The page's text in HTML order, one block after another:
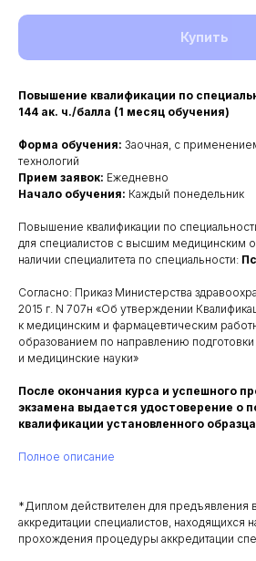
Купить
Повышение квалификации по
144 ак. ч./балла (1 месяц обучения)
Форма обучения: Заочная, с
технологий
Прием заявок: Ежедневно
Начало обучения: Каждый понедельник
Повышение квалификации по
для специалистов с высшим медицинским
наличии специалитета по специальности:
Согласно: Приказ Министерства
2015 г. N 707н «Об утверждении
к медицинским и фармацевтическим
образованием по направлению
и медицинские науки»
После окончания курса и успешного
экзамена выдается удостоверение о
квалификации установленного
Полное описание
*Диплом действителен для предъявления
аккредитации специалистов, находящихся
прохождения процедуры аккредитации